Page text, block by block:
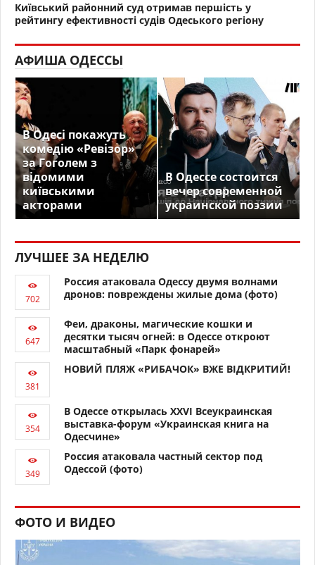
Київський районний суд отримав першість у
рейтингу ефективності судів Одеського регіону
АФИША ОДЕССЫ
В Одесі покажуть
комедію «Ревізор»
за Гоголем з
відомими
київськими
акторами
В Одессе состоится
вечер современной
украинской поэзии
ЛУЧШЕЕ ЗА НЕДЕЛЮ
Россия атаковала Одессу двумя волнами
дронов: повреждены жилые дома (фото)
Феи, драконы, магические кошки и
десятки тысяч огней: в Одессе откроют
масштабный «Парк фонарей»
НОВИЙ ПЛЯЖ «РИБАЧОК» ВЖЕ ВІДКРИТИЙ!
В Одессе открылась XXVI Всеукраинская
выставка-форум «Украинская книга на
Одесчине»
Россия атаковала частный сектор под
Одессой (фото)
ФОТО И ВИДЕО